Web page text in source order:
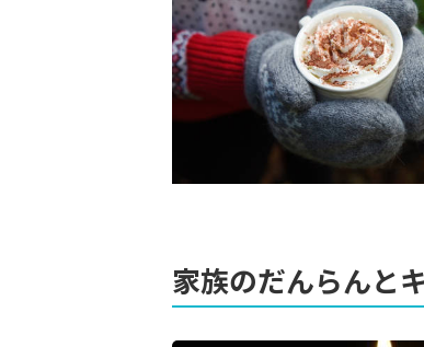
家族のだんらんと